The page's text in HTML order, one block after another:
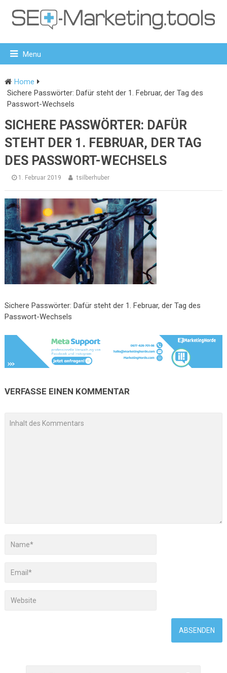
Menu
Home
Sichere Passwörter: Dafür steht der 1. Februar, der Tag des
Passwort-Wechsels
SICHERE PASSWÖRTER: DAFÜR
STEHT DER 1. FEBRUAR, DER TAG
DES PASSWORT-WECHSELS
1. Februar 2019 tsilberhuber
Sichere Passwörter: Dafür steht der 1. Februar, der Tag des
Passwort-Wechsels
VERFASSE EINEN KOMMENTAR